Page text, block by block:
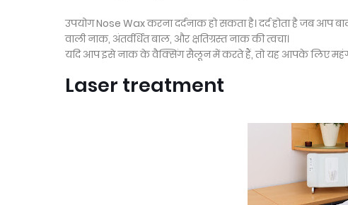
उपयोग Nose Wax करना दर्दनाक हो सकता है। दर्द होता है जब
वाली नाक, अंतर्वर्धित बाल, और क्षतिग्रस्त नाक की त्वचा।
यदि आप इसे नाक के वैक्सिंग सैलून में करते हैं, तो यह आपके लिए महंगा
Laser treatment